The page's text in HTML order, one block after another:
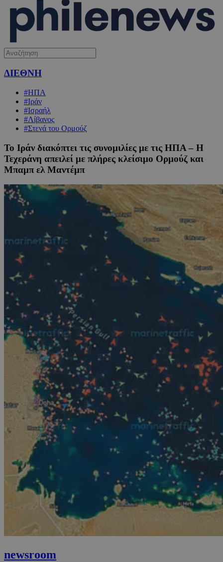
ΔΙΕΘΝΗ
#ΗΠΑ
#Ιράν
#Ισραήλ
#Λίβανος
#Στενά του Ορμούζ
Το Ιράν διακόπτει τις συνομιλίες με τις ΗΠΑ – Η
Τεχεράνη απειλεί με πλήρες κλείσιμο Ορμούζ και
Μπαμπ ελ Μαντέμπ
newsroom